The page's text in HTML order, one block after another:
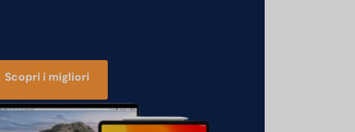
Scopri i migliori